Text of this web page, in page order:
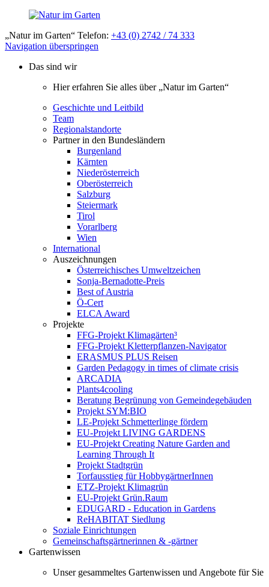
„Natur im Garten“ Telefon: +43 (0) 2742 / 74 333
Navigation überspringen
Das sind wir
Hier erfahren Sie alles über „Natur im Garten“
Geschichte und Leitbild
Team
Regionalstandorte
Partner in den Bundesländern
Burgenland
Kärnten
Niederösterreich
Oberösterreich
Salzburg
Steiermark
Tirol
Vorarlberg
Wien
International
Auszeichnungen
Österreichisches Umweltzeichen
Sonja-Bernadotte-Preis
Best of Austria
Ö-Cert
ELCA Award
Projekte
FFG-Projekt Klimagärten³
FFG-Projekt Kletterpflanzen-Navigator
ERASMUS PLUS Reisen
Garden Pedagogy in times of climate crisis
ARCADIA
Plants4cooling
Beratung Begrünung von Gemeindegebäuden
Projekt SYM:BIO
LE-Projekt Schmetterlinge fördern
EU-Projekt LIVING GARDENS
EU-Projekt Creating Nature Garden and
Learning Through It
Projekt Stadtgrün
Torfausstieg für HobbygärtnerInnen
ETZ-Projekt Klimagrün
EU-Projekt Grün.Raum
EDUGARD - Education in Gardens
ReHABITAT Siedlung
Soziale Einrichtungen
Gemeinschaftsgärtnerinnen & -gärtner
Gartenwissen
Unser gesammeltes Gartenwissen und Angebote für Sie